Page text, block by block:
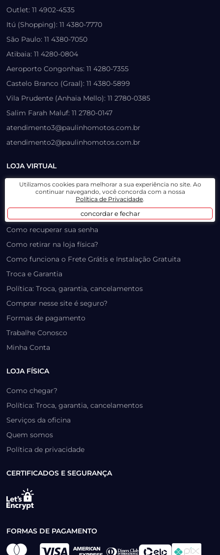
Outlet: 11 4902-4535
Itú (Shopping): 11 4380-7770
São Paulo: 11 4380-7050
Atibaia: 11 4280-0804
Aeroporto Congonhas: 11 4280-7355
Castelo Branco (Graal): 11 4380-5899
Vila Prudente (Anhaia Mello): 11 2780-0385
Salim Farah Maluf: 11 2780-0147
atendimento3@paulinhomotos.com.br
atendimento2@paulinhomotos.com.br
LOJA VIRTUAL
Lista de Desejos
Prazo, Rastreio e Transporte
Dúvidas Frequentes / Produtos Outlet
Como recuperar sua senha
Como retirar na loja física?
Como funciona o Frete Grátis e Instalação Gratuita
Troca e Garantia
Política: Troca, garantia, cancelamentos
Comprar nesse site é seguro?
Formas de pagamento
Trabalhe Conosco
Minha Conta
LOJA FÍSICA
Como chegar?
Política: Troca, garantia, cancelamentos
Serviços da oficina
Quem somos
Política de privacidade
CERTIFICADOS E SEGURANÇA
FORMAS DE PAGAMENTO
Utilizamos cookies para melhorar a sua experiência no site. Ao
continuar navegando, você concorda com a nossa
Política de Privacidade.
concordar e fechar